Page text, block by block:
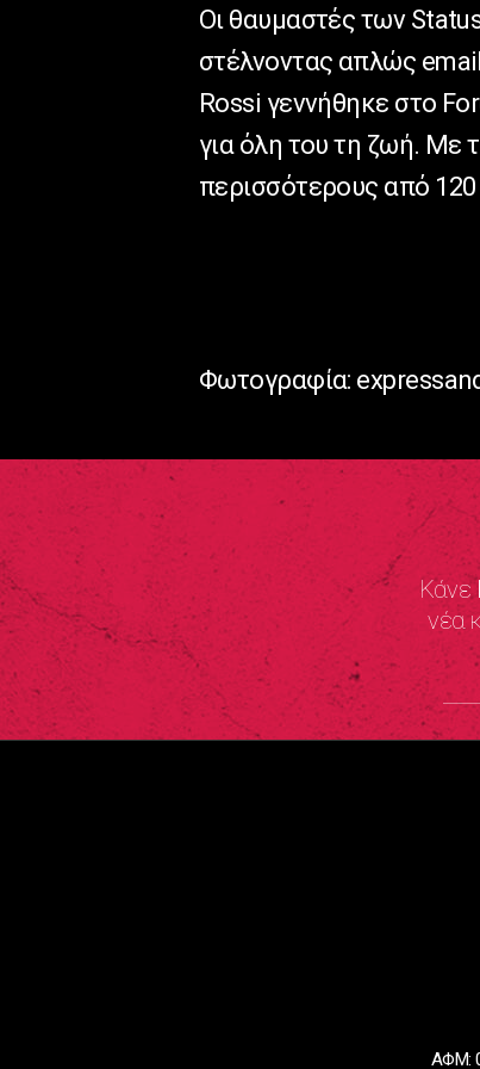
Οι θαυμαστές των
στέλνοντας απλώς
Rossi γεννήθηκε στο
για όλη του τη ζωή. Με
περισσότερους από
Φωτογραφία:
Κάνε
νέα
ΑΦΜ: